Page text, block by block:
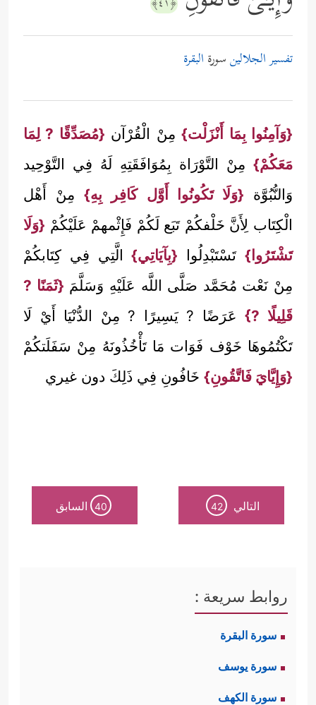
﴿٤١﴾
تفسير الجلالينسورة البقرة
{وَآمِنُوا بِمَا أَنْزَلْت}مِنْ الْقُرْآن {مُصَدِّقًا ? لِمَا
مَعَكُمْ} مِنْ التَّوْرَاة بِمُوَافَقَتِهِ لَهُ فِي التَّوْحِيد
وَالنُّبُوَّة {وَلَا تَكُونُوا أَوَّل كَافِر بِهِ}مِنْ أَهْل
الْكِتَاب لِأَنَّ خَلْفكُمْ تَبَع لَكُمْ فَإِثْمهمْ عَلَيْكُمْ {وَلَا
تَشْتَرُوا}تَسْتَبْدِلُوا {بِآيَاتِي}الَّتِي فِي كِتَابكُمْ
مِنْ نَعْت مُحَمَّد صَلَّى اللَّه عَلَيْهِ وَسَلَّمَ {ثَمَنًا ?
قَلِيلًا ?}عَرَضًا ? يَسِيرًا ? مِنْ الدُّنْيَا أَيْ لَا
تَكْتُمُوهَا خَوْف فَوَات مَا تَأْخُذُونَهُ مِنْ سَفَلَتكُمْ
{وَإِيَّايَ فَاتَّقُونِ} خَافُونِ فِي ذَلِكَ دون غيري
التالي 42
40 السابق
روابط سريعة :
سورة البقرة
سورة يوسف
سورة الكهف